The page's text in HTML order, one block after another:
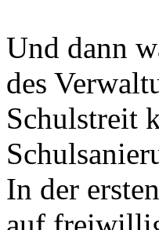
Und dann
des
Schulstreit
In der